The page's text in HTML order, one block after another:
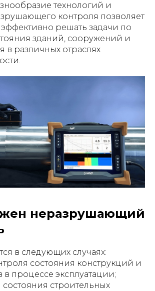
технологий и
контроля позволяет
решать задачи по
зданий, сооружений и
в различных отраслях
неразрушающий
в следующих случаях:
состояния конструкций и
в процессе эксплуатации;
строительных